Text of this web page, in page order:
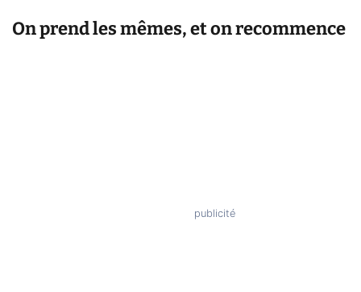
On prend les mêmes, et on recommence